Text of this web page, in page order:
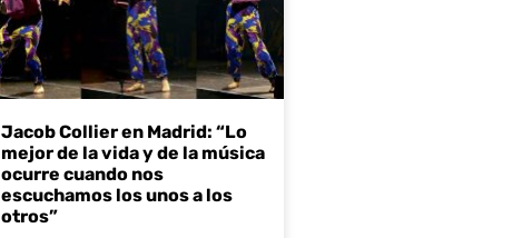
Jacob Collier en Madrid: “Lo
mejor de la vida y de la música
ocurre cuando nos
escuchamos los unos a los
otros”